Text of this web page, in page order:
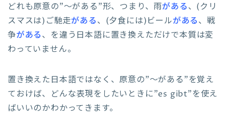
どれも原意の”～がある”形、つまり、雨がある、(クリ
スマスは)ご馳走がある、(夕食には)ビールがある、戦
争がある、を違う日本語に置き換えただけで本質は変
わっていません。
置き換えた日本語ではなく、原意の”～がある”を覚え
ておけば、どんな表現をしたいときに”es gibt”を使え
ばいいのかわかってきます。